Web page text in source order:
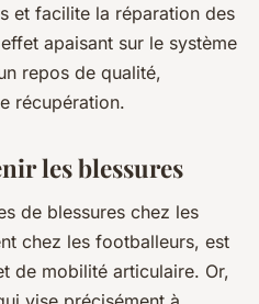
et facilite la réparation des
apaisant sur le système
repos de qualité,
récupération.
les blessures
de blessures chez les
chez les footballeurs, est
de mobilité articulaire. Or,